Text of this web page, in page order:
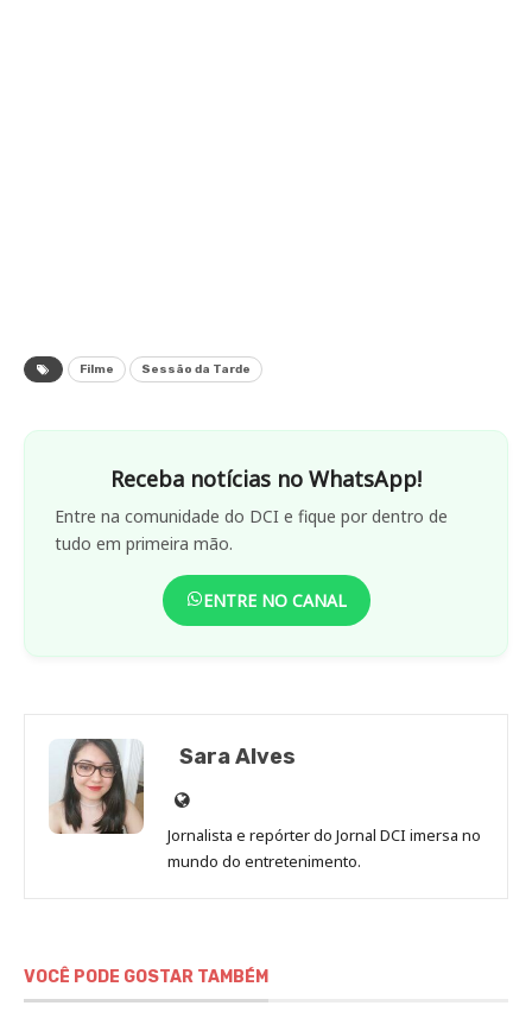
Filme Sessão da Tarde
Receba notícias no WhatsApp!
Entre na comunidade do DCI e fique por dentro de
tudo em primeira mão.
ENTRE NO CANAL
Sara Alves
Site
de
Sara
Jornalista e repórter do Jornal DCI imersa no
mundo do entretenimento.
VOCÊ PODE GOSTAR TAMBÉM